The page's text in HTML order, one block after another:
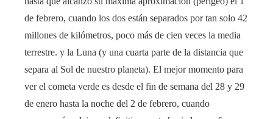
de febrero, cuando los dos están separados por tan solo 42
millones de kilómetros, poco más de cien veces la media
terrestre. y la Luna (y una cuarta parte de la distancia que
separa al Sol de nuestro planeta). El mejor momento para
ver el cometa verde es desde el fin de semana del 28 y 29
de enero hasta la noche del 2 de febrero, cuando